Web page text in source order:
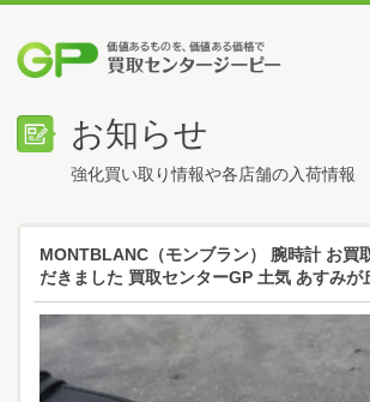
お知らせ
強化買い取り情報や各店舗の入荷情報
MONTBLANC（モンブラン） 腕時計 お買
だきました 買取センターGP 土気 あすみが